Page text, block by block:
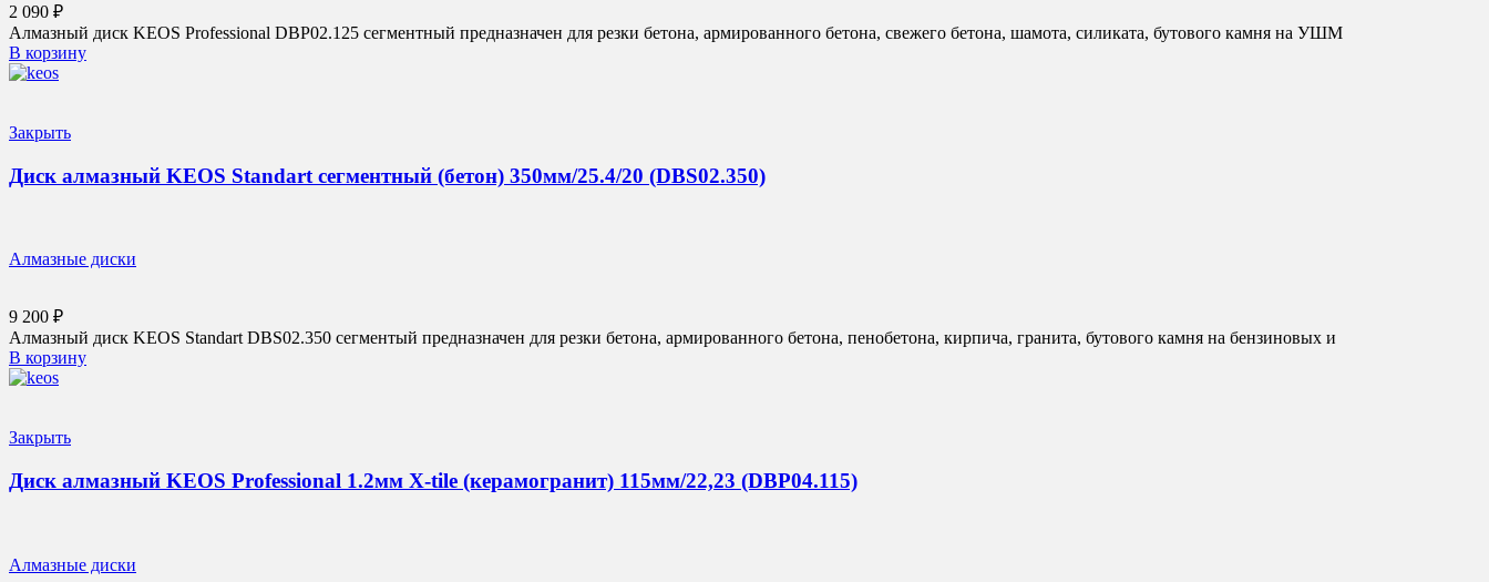
2 090 ₽
Алмазный диск KEOS Professional DBP02.125 сегментный предназначен для резки бетона, армированного бетона, свежего бетона, шамота, силиката, бутового камня на УШМ
В корзину
Закрыть
Диск алмазный KEOS Standart сегментный (бетон) 350мм/25.4/20 (DBS02.350)
Алмазные диски
9 200 ₽
Алмазный диск KEOS Standart DBS02.350 сегментый предназначен для резки бетона, армированного бетона, пенобетона, кирпича, гранита, бутового камня на бензиновых и
В корзину
Закрыть
Диск алмазный KEOS Professional 1.2мм X-tile (керамогранит) 115мм/22,23 (DBP04.115)
Алмазные диски